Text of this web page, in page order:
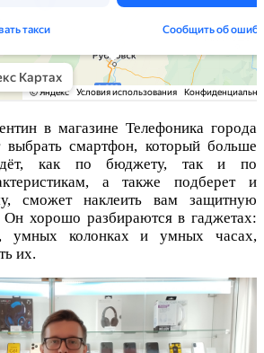
в магазине Телефоника города
выбрать смартфон, который больше
как по бюджету, так и по
а также подберет и
сможет наклеить вам защитную
Он хорошо разбираются в гаджетах:
умных колонках и умных часах,
их.